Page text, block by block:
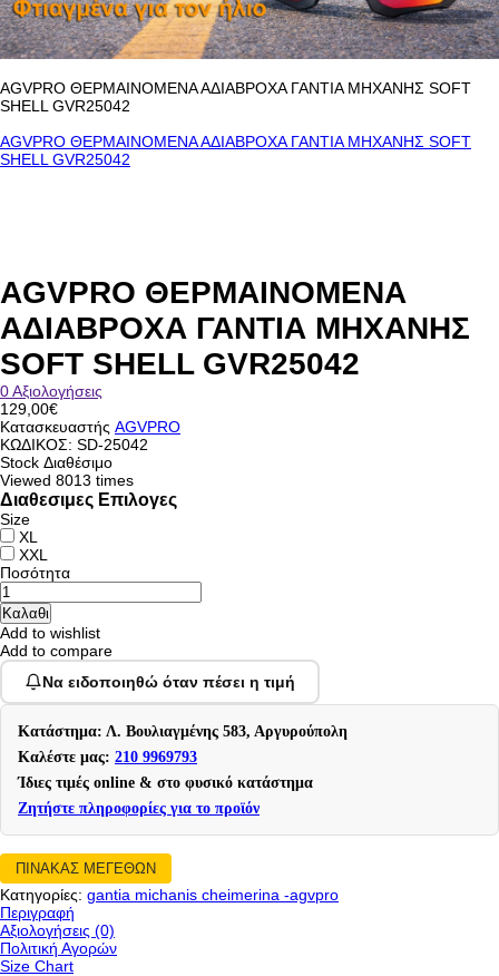
AGVPRO ΘΕΡΜΑΙΝΟΜΕΝΑ ΑΔΙΑΒΡΟΧΑ ΓΑΝΤΙΑ ΜΗΧΑΝΗΣ SOFT
SHELL GVR25042
AGVPRO ΘΕΡΜΑΙΝΟΜΕΝΑ ΑΔΙΑΒΡΟΧΑ ΓΑΝΤΙΑ ΜΗΧΑΝΗΣ SOFT
SHELL GVR25042
AGVPRO ΘΕΡΜΑΙΝΟΜΕΝΑ
ΑΔΙΑΒΡΟΧΑ ΓΑΝΤΙΑ ΜΗΧΑΝΗΣ
SOFT SHELL GVR25042
0 Αξιολογήσεις
129,00€
Κατασκευαστής AGVPRO
ΚΩΔΙΚΟΣ: SD-25042
Stock Διαθέσιμο
Viewed 8013 times
Διαθεσιμες Επιλογες
Size
XL
XXL
Ποσότητα
Add to wishlist
Add to compare
Να ειδοποιηθώ όταν πέσει η τιμή
Κατάστημα: Λ. Βουλιαγμένης 583, Αργυρούπολη
Καλέστε μας: 210 9969793
Ίδιες τιμές online & στο φυσικό κατάστημα
Ζητήστε πληροφορίες για το προϊόν
ΠΙΝΑΚΑΣ ΜΕΓΕΘΩΝ
Κατηγορίες: gantia michanis cheimerina -agvpro
Περιγραφή
Αξιολογήσεις (0)
Πολιτική Αγορών
Size Chart